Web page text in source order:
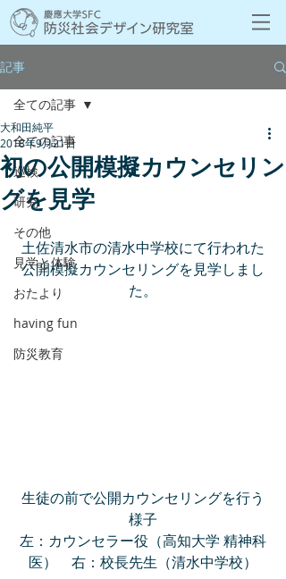
記事
全ての記事
巡検
研究
その他
見学と体験
おたより
having fun
防災教育
全ての記事
初の公開模擬カウンセリン
グを見学
大和田純平
2018年9月21日
土佐清水市の清水中学校にて行われた
公開模擬カウンセリングを見学しまし
た。
生徒の前で公開カウンセリングを行う
様子
左：カウンセラー役（高知大学 精神科
医）　右：校長先生（清水中学校）